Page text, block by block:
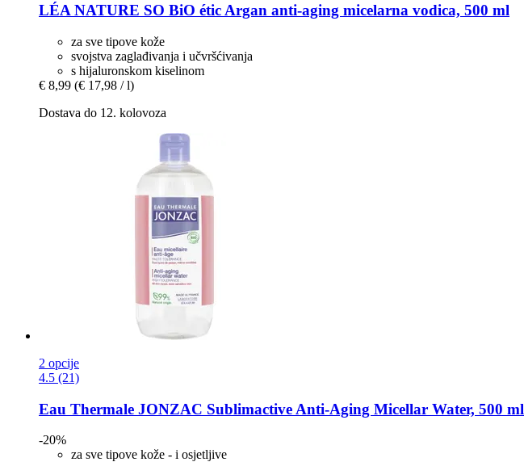
LÉA NATURE SO BiO éticArgan anti-​aging micelarna vodica, 500 ml
za sve tipove kože
svojstva zaglađivanja i učvršćivanja
s hijaluronskom kiselinom
€ 8,99 (€ 17,98 / l)
Dostava do 12. kolovoza
2 opcije
4.5 (21)
Eau Thermale JONZAC Sublimactive Anti-​Aging Micellar Water, 500 ml
-20%
za sve tipove kože - i osjetljive